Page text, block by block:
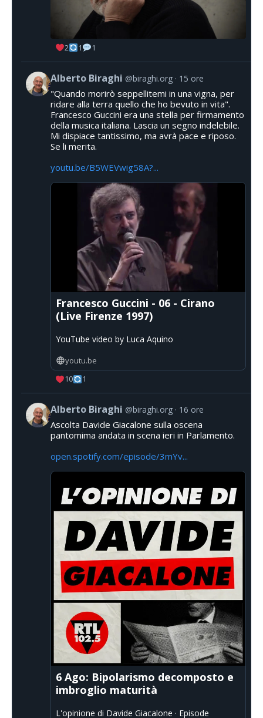
2 1 1
Alberto Biraghi @biraghi.org 15 ore
"Quando morirò seppellitemi in una vigna, per
ridare alla terra quello che ho bevuto in vita".
Francesco Guccini era una stella per firmamento
della musica italiana. Lascia un segno indelebile.
Mi dispiace tantissimo, ma avrà pace e riposo.
Se li merita.
youtu.be/B5WEVwig58A?...
Francesco Guccini - 06 - Cirano
(Live Firenze 1997)
YouTube video by Luca Aquino
youtu.be
10
1
Alberto Biraghi @biraghi.org 16 ore
Ascolta Davide Giacalone sulla oscena
pantomima andata in scena ieri in Parlamento.
open.spotify.com/episode/3mYv...
6 Ago: Bipolarismo decomposto e
imbroglio maturità
L'opinione di Davide Giacalone · Episode